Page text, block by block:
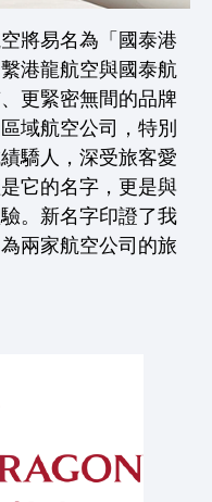
將易名為「國泰港
港龍航空與國泰航
更緊密無間的品牌
域航空公司，特別
驕人，深受旅客愛
它的名字，更是與
。新名字印證了我
兩家航空公司的旅